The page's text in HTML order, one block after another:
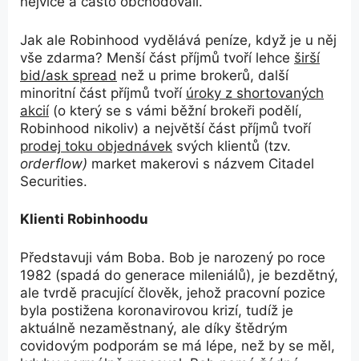
Jak ale Robinhood vydělává peníze, když je u něj
vše zdarma? Menší část příjmů tvoří lehce širší
bid/ask spread než u prime brokerů, další
minoritní část příjmů tvoří úroky z shortovaných
akcií(o který se s vámi běžní brokeři podělí,
Robinhood nikoliv) a největší část příjmů tvoří
prodej toku objednávek svých klientů (tzv.
orderflow) market makerovi s názvem Citadel
Securities.
Klienti Robinhoodu
Představuji vám Boba. Bob je narozený po roce
1982 (spadá do generace mileniálů), je bezdětný,
ale tvrdě pracující člověk, jehož pracovní pozice
byla postižena koronavirovou krizí, tudíž je
aktuálně nezaměstnaný, ale díky štědrým
covidovým podporám se má lépe, než by se měl,